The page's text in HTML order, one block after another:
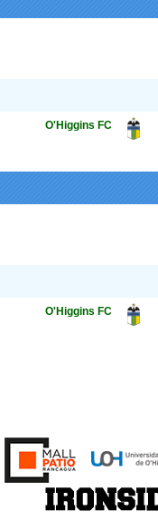
O'Higgins FC
O'Higgins FC